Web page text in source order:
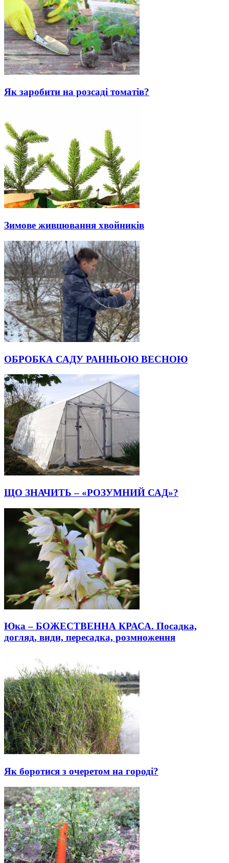
Як заробити на розсаді томатів?
Зимове живцювання хвойників
ОБРОБКА САДУ РАННЬОЮ ВЕСНОЮ
ЩО ЗНАЧИТЬ – «РОЗУМНИЙ САД»?
Юка – БОЖЕСТВЕННА КРАСА. Посадка,
догляд, види, пересадка, розмноження
Як боротися з очеретом на городі?